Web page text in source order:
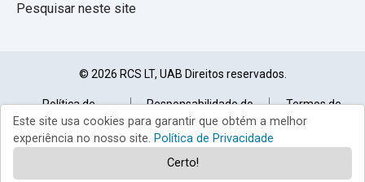
Pesquisar neste site
© 2026 RCS LT, UAB Direitos reservados.
Política de
privacidade
Responsabilidade do
Site
Termos de
uso
Este site usa cookies para garantir que obtém a melhor
experiência no nosso site. Política de Privacidade
Certo!